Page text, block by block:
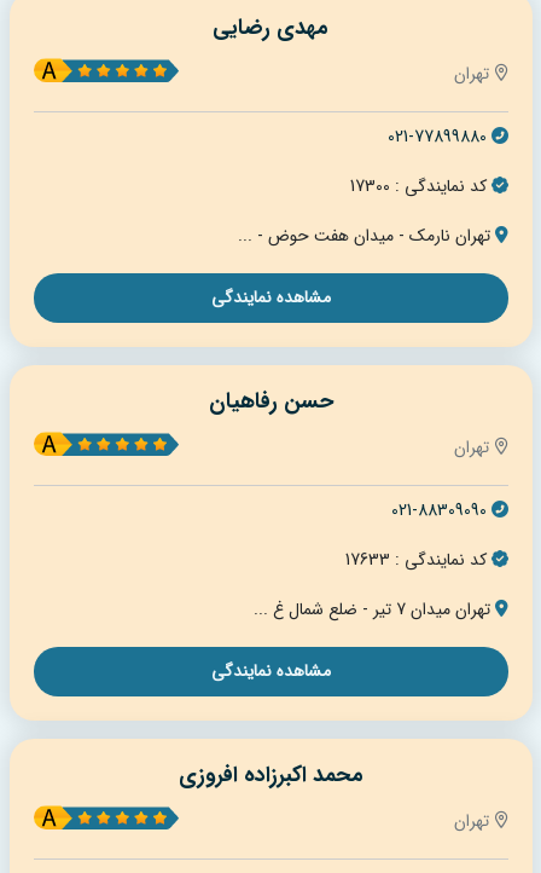
مهدی رضایی
تهران
021-77899880
کد نمایندگی : 17300
تهران نارمک - میدان هفت حوض - ...
مشاهده نمایندگی
حسن رفاهیان
تهران
021-88309090
کد نمایندگی : 17633
تهران میدان 7 تیر - ضلع شمال غ ...
مشاهده نمایندگی
محمد اکبرزاده افروزی
تهران